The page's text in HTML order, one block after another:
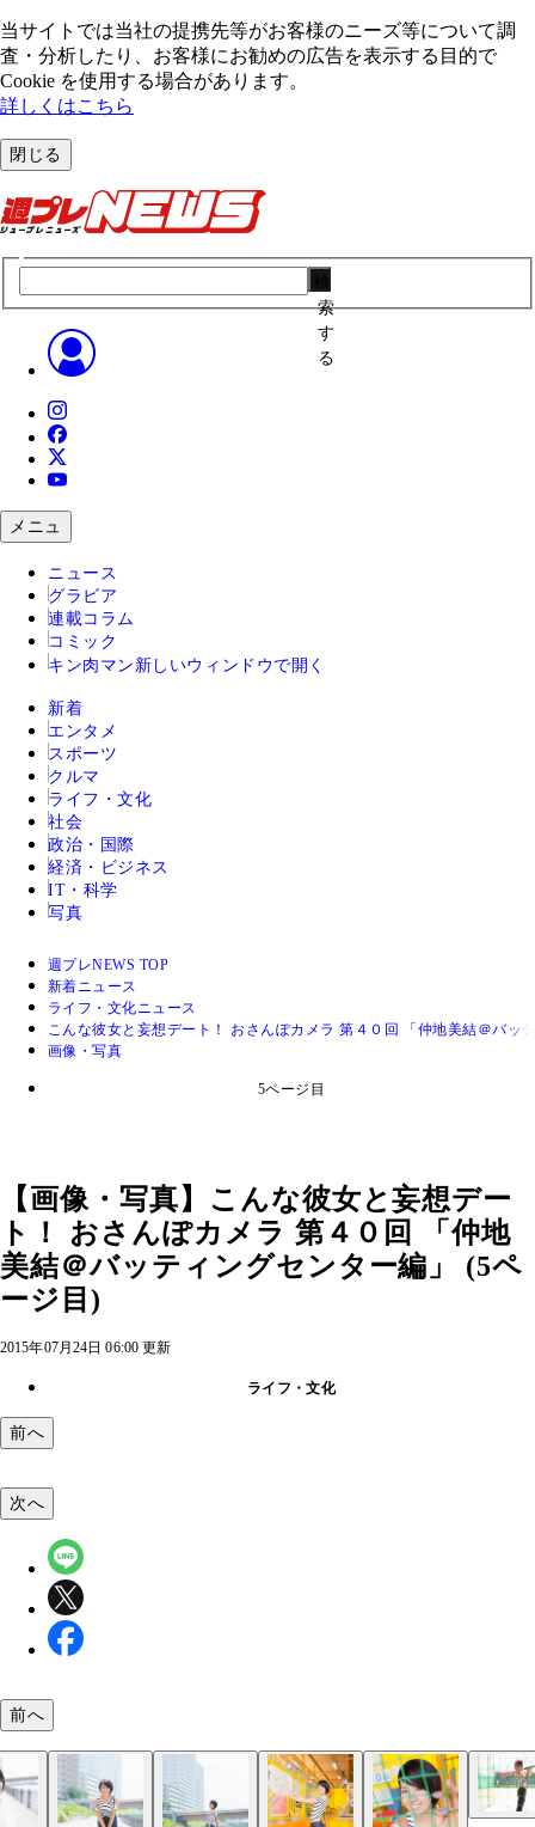
当サイトでは当社の提携先等がお客様のニーズ等について調
査・分析したり、お客様にお勧めの広告を表⽰する⽬的で
Cookie を使⽤する場合があります。
詳しくはこちら
閉じる
索
す
る
メニュ
ニュース
グラビア
連載コラム
コミック
キン肉マン 新しいウィンドウで開く
新着
エンタメ
スポーツ
クルマ
ライフ・文化
社会
政治・国際
経済・ビジネス
IT・科学
写真
週プレNEWS TOP
新着ニュース
ライフ・文化ニュース
こんな彼女と妄想デート！ おさんぽカメラ 第４０回 「仲地美結＠バッ
画像・写真
5ページ目
【画像・写真】こんな彼女と妄想デー
ト！ おさんぽカメラ 第４０回 「仲地
美結＠バッティングセンター編」 (5ペ
ージ目)
2015年07月24日 06:00 更新
ライフ・文化
前へ
次へ
前へ